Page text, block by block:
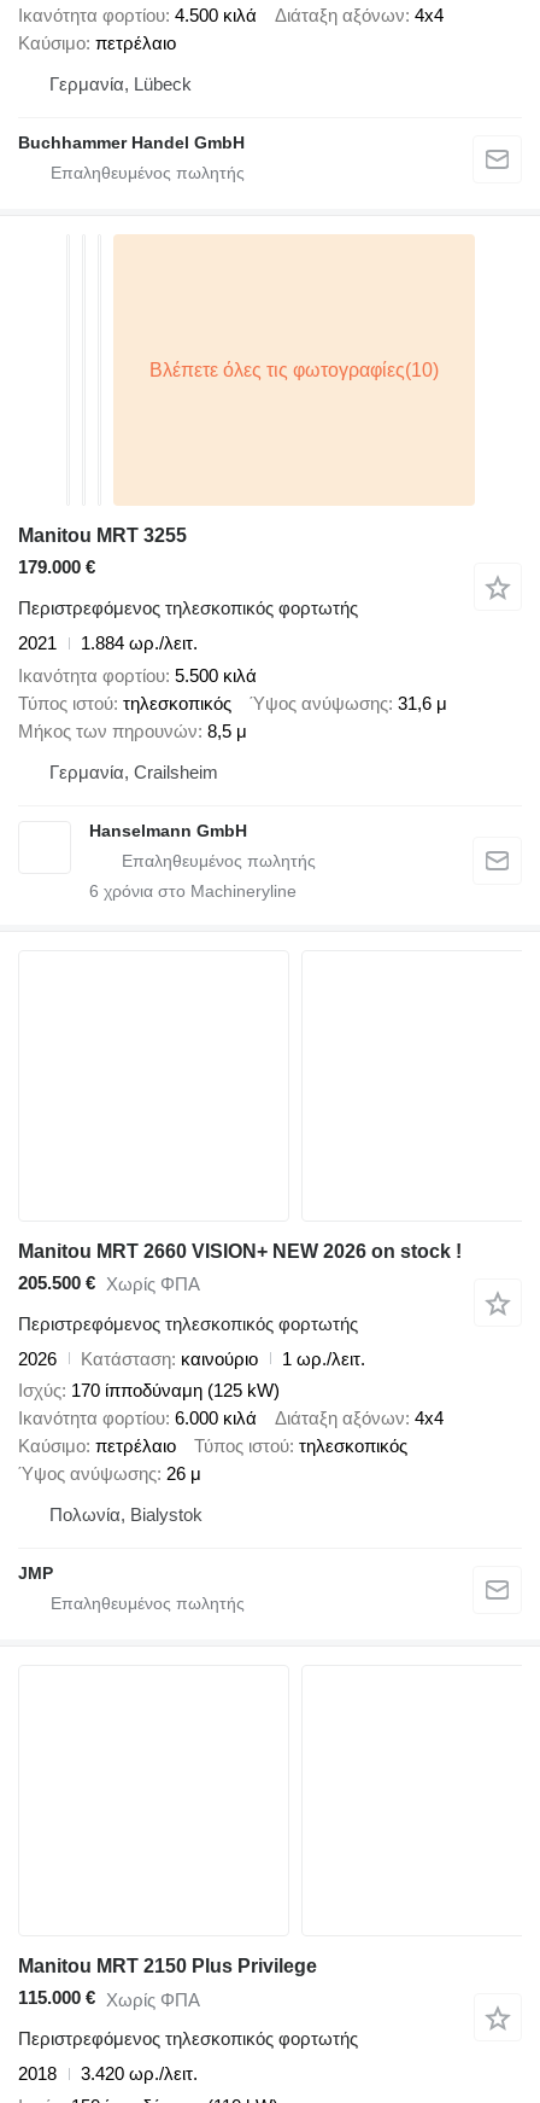
Ικανότητα φορτίου 4.500 κιλά Διάταξη αξόνων 4x4
Καύσιμο πετρέλαιο
Γερμανία, Lübeck
Buchhammer Handel GmbH
Manitou MRT 3255
179.000 €
Περιστρεφόμενος τηλεσκοπικός φορτωτής
2021
1.884 ωρ./λειτ.
Ικανότητα φορτίου 5.500 κιλά
Τύπος ιστού τηλεσκοπικός Ύψος ανύψωσης 31,6 μ
Μήκος των πηρουνών 8,5 μ
Γερμανία, Crailsheim
Hanselmann GmbH
6 χρόνια στο Machineryline
Manitou MRT 2660 VISION+ NEW 2026 on stock !
205.500 € Χωρίς ΦΠΑ
Περιστρεφόμενος τηλεσκοπικός φορτωτής
2026
Κατάσταση καινούριο
1 ωρ./λειτ.
Ισχύς 170 ίπποδύναμη (125 kW)
Ικανότητα φορτίου 6.000 κιλά Διάταξη αξόνων 4x4
Καύσιμο πετρέλαιο Τύπος ιστού τηλεσκοπικός
Ύψος ανύψωσης 26 μ
Πολωνία, Bialystok
JMP
Manitou MRT 2150 Plus Privilege
115.000 € Χωρίς ΦΠΑ
Περιστρεφόμενος τηλεσκοπικός φορτωτής
2018
3.420 ωρ./λειτ.